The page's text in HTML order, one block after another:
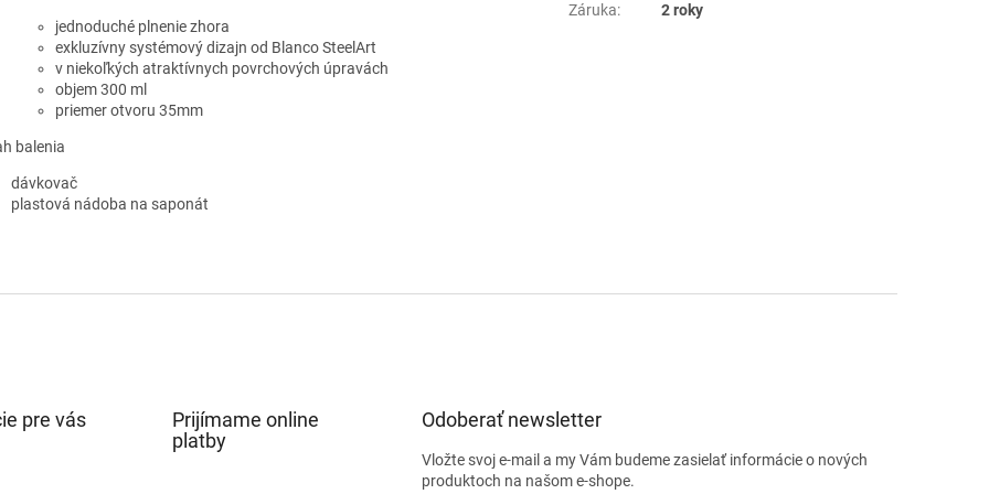
jednoduché plnenie zhora
exkluzívny systémový dizajn od BlancoSteelArt
v niekoľkých atraktívnych povrchových úpravách
objem 300 ml
priemer otvoru 35mm
balenia
dávkovač
plastová nádoba na saponát
Záruka: 2 roky
pre vás
Prijímame online
platby
Odoberať newsletter
Vložte svoj e-mail a my Vám budeme zasielať informácie o nových
produktoch na našom e-shope.